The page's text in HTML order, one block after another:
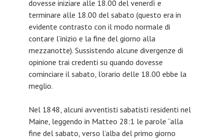
dovesse iniziare alle 18.00 del venerdì e
terminare alle 18.00 del sabato (questo era in
evidente contrasto con il modo normale di
contare l’inizio e la fine del giorno alla
mezzanotte). Sussistendo alcune divergenze di
opinione trai credenti su quando dovesse
cominciare il sabato, l’orario delle 18.00 ebbe la
meglio.
Nel 1848, alcuni avventisti sabatisti residenti nel
Maine, leggendo in Matteo 28:1 le parole “alla
fine del sabato, verso l’alba del primo giorno